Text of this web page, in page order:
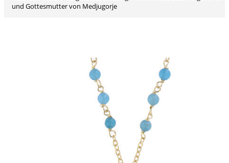
und Gottesmutter von Medjugorje